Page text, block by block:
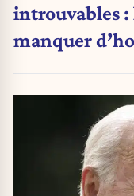
introuvables :
manquer